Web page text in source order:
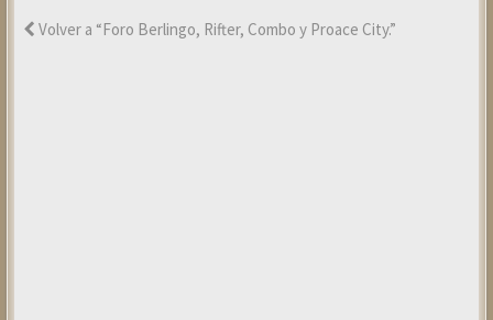
Volver a “Foro Berlingo, Rifter, Combo y Proace City.”